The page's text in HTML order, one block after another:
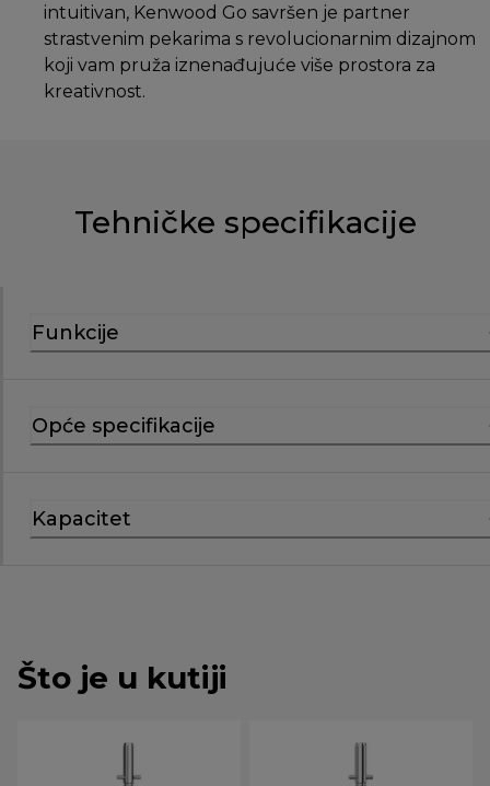
intuitivan, Kenwood Go savršen je partner
strastvenim pekarima s revolucionarnim dizajnom
koji vam pruža iznenađujuće više prostora za
kreativnost.
Tehničke specifikacije
Funkcije
Opće specifikacije
Kapacitet
Što je u kutiji